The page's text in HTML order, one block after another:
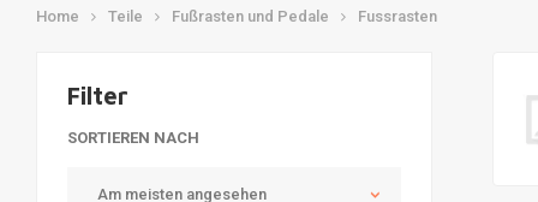
Home Teile Fußrasten und Pedale Fussrasten
Filter
SORTIEREN NACH
Am meisten angesehen